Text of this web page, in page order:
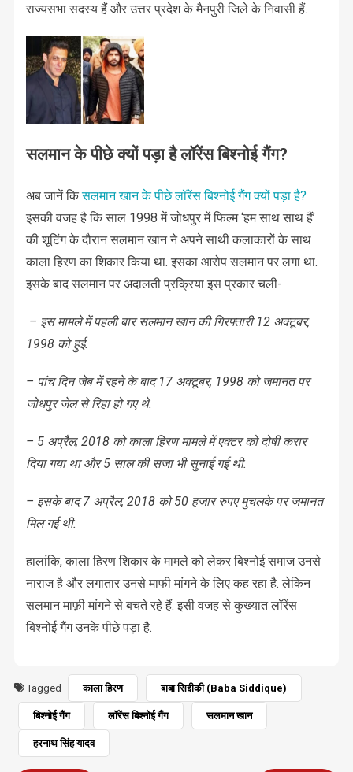
राज्यसभा सदस्य हैं और उत्तर प्रदेश के मैनपुरी जिले के निवासी हैं.
सलमान के पीछे क्यों पड़ा है लॉरेंस बिश्नोई गैंग?
अब जानें किसलमान खान के पीछे लॉरेंस बिश्नोई गैंग क्यों पड़ा है?
इसकी वजह है कि साल 1998 में जोधपुर में फिल्म ‘हम साथ साथ हैं’
की शूटिंग के दौरान सलमान खान ने अपने साथी कलाकारों के साथ
काला हिरण का शिकार किया था. इसका आरोप सलमान पर लगा था.
इसके बाद सलमान पर अदालती प्रक्रिया इस प्रकार चली-
– इस मामले में पहली बार सलमान खान की गिरफ्तारी 12 अक्टूबर,
1998 को हुई.
– पांच दिन जेब में रहने के बाद 17 अक्टूबर, 1998 को जमानत पर
जोधपुर जेल से रिहा हो गए थे.
– 5 अप्रैल, 2018 को काला हिरण मामले में एक्टर को दोषी करार
दिया गया था और 5 साल की सजा भी सुनाई गई थी.
– इसके बाद 7 अप्रैल, 2018 को 50 हजार रुपए मुचलके पर जमानत
मिल गई थी.
हालांकि, काला हिरण शिकार के मामले को लेकर बिश्नोई समाज उनसे
नाराज है और लगातार उनसे माफी मांगने के लिए कह रहा है. लेकिन
सलमान माफ़ी मांगने से बचते रहे हैं. इसी वजह से कुख्यात लॉरेंस
बिश्नोई गैंग उनके पीछे पड़ा है.
Tagged काला हिरण बाबा सिद्दीकी (Baba Siddique)
बिश्नोई गैंग लॉरेंस बिश्नोई गैंग सलमान खान
हरनाथ सिंह यादव